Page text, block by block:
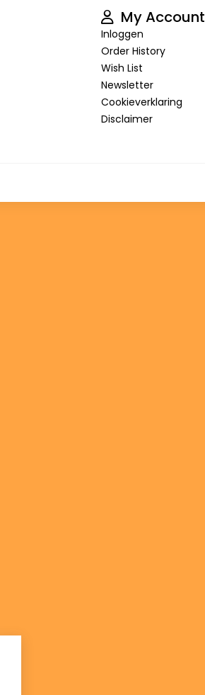
My Account
Inloggen
Order History
Wish List
Newsletter
Cookieverklaring
Disclaimer